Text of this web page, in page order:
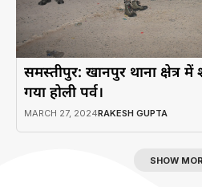
समस्तीपुर: खानपुर थाना क्षेत्र में
गया होली पर्व।
MARCH 27, 2024RAKESH GUPTA
SHOW